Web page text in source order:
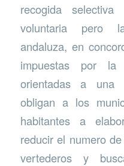
recogida
voluntaria pero
andaluza, en
impuestas por la
orientadas a una
obligan a los
habitantes a
reducir el numero
vertederos y